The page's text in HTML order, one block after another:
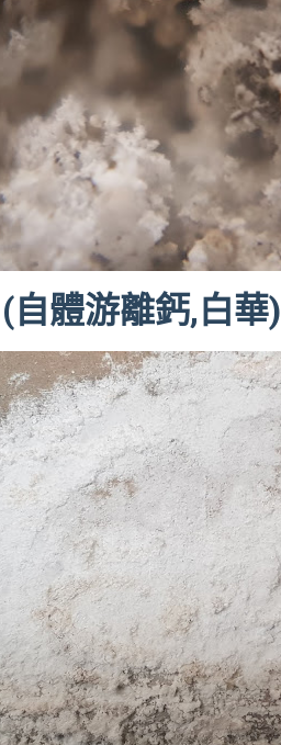
(自體游離鈣,白華)